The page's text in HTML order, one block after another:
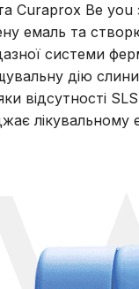
Curaprox Be
емаль та
системи
дію
відсутності
лікувальному